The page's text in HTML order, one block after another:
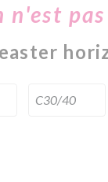
n'est
C30/40